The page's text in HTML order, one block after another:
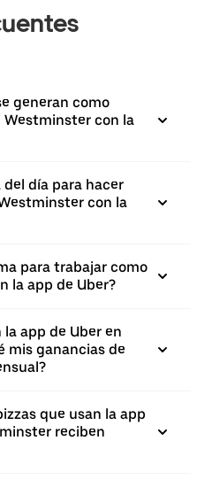
generan como
Westminster con la
del día para hacer
con la
para trabajar como
la app de Uber?
app de Uber en
mis ganancias de
que usan la app
reciben